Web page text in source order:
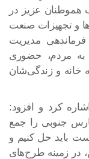
هموطنان عزیز در
و تجهیزات صنعت
مدیریت
به مردم، حضوری
خانه و زندگی‌شان
کرد و افزود:
جنوبی را جمع
مشکلاتی را که در پالایشگاه فاز ۱۴ است باید حل کنیم و
در زمینه طرح‌های